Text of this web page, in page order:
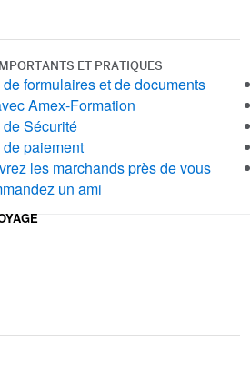
ET PRATIQUES
formulaires et de documents
Amex-Formation
Sécurité
de paiement
les marchands près de vous
un ami